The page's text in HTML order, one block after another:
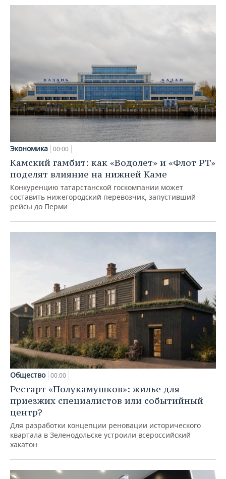
Экономика 00:00
Камский гамбит: как «Водолет» и «Флот РТ»
поделят влияние на нижней Каме
Конкуренцию татарстанской госкомпании может
составить нижегородский перевозчик, запустивший
рейсы до Перми
Общество 00:00
Рестарт «Полукамушков»: жилье для
приезжих специалистов или событийный
центр?
Для разработки концепции реновации исторического
квартала в Зеленодольске устроили всероссийский
хакатон